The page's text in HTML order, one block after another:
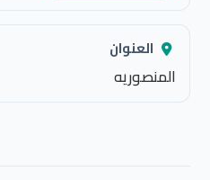
العنوان
المنصوريه